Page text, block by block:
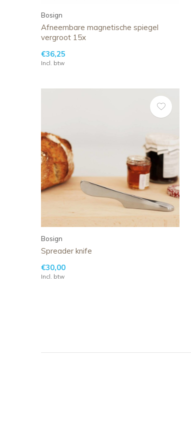
Bosign
Afneembare magnetische spiegel
vergroot 15x
€36,25
Incl. btw
Bosign
Spreader knife
€30,00
Incl. btw